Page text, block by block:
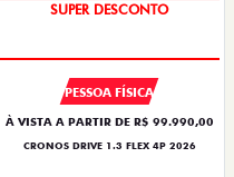
SUPER DESCONTO
PESSOA FÍSICA
À VISTA A PARTIR DE R$ 99.990,00
CRONOS DRIVE 1.3 FLEX 4P 2026